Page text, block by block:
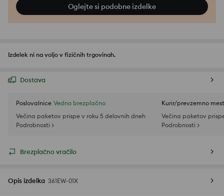
Oglejte si podobne izdelke
Izdelek ni na voljo v fizičnih trgovinah.
Dostava
Poslovalnice Vedno brezplačno
Večina paketov prispe v roku 5 delovnih dneh
Podrobnosti >
Kurir/prevzemno
Večina paketov
Podrobnosti >
Brezplačno vračilo
Opis izdelka 361EW-01X